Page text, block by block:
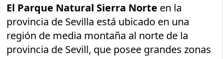
El Parque Natural Sierra Norte en la
provincia de Sevilla está ubicado en una
región de media montaña al norte de la
provincia de Sevill, que posee grandes zonas